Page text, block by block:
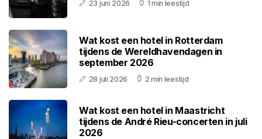
23 juni 2026 1 min leestijd
Wat kost een hotel in Rotterdam
tijdens de Wereldhavendagen in
september 2026
28 juli 2026 2 min leestijd
Wat kost een hotel in Maastricht
tijdens de André Rieu-concerten in juli
2026